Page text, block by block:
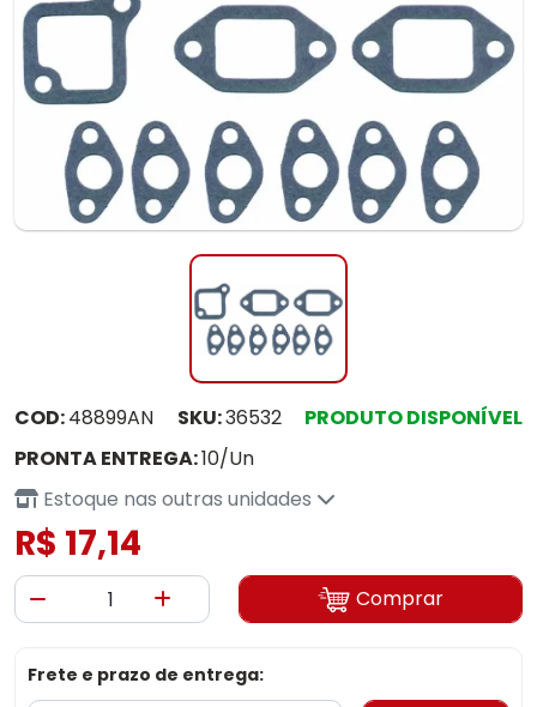
COD:48899AN SKU:36532
PRODUTO DISPONÍVEL
PRONTA ENTREGA:10/Un
Estoque nas outras unidades
R$ 17,14
Comprar
Frete e prazo de entrega: